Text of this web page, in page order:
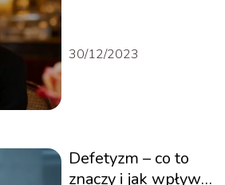
30/12/2023
Defetyzm – co to
znaczy i jak wpływa